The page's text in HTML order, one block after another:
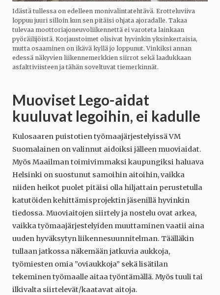
Idästä tullessa on edelleen monivalintatehtävä. Erotteluviiva
loppuu juuri silloin kun sen pitäisi ohjata ajoradalle. Takaa
tulevaa moottoriajoneuvoliikennettä ei varoteta lainkaan
pyöräilijöistä. Korjaustoimet olisivat hyvinkin yksinkertaisia,
mutta osaaminen on ikävä kyllä jo loppunut. Vinkiksi annan
edessä näkyvien liikennemerkkien siirrot sekä laadukkaan
asfalttiviisteen ja tähän soveltuvat tiemerkinnät.
Muoviset Lego-aidat
kuuluvat legoihin, ei kadulle
Kulosaaren puistotien työmaajärjestelyissä VM
Suomalainen on valinnut aidoiksi jälleen muoviaidat.
Myös Maailman toimivimmaksi kaupungiksi haluava
Helsinki on suostunut samoihin aitoihin, vaikka
niiden heikot puolet pitäisi olla hiljattain perustetulla
katutöiden kehittämisprojektin jäsenillä hyvinkin
tiedossa. Muoviaitojen siirtely ja nostelu ovat arkea,
vaikka työmaajärjestelyiden muuttaminen vaatii aina
uuden hyväksytyn liikennesuunnitelman. Täälläkin
tullaan jatkossa näkemään jatkuvia aukkoja,
työmiesten omia ”oviaukkoja” sekä lisätilan
tekeminen työmaalle aitaa työntämällä. Myös tuuli tai
ilkivalta siirtelevät/kaatavat aitoja.